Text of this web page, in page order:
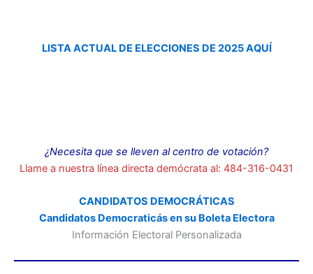
LISTA ACTUAL DE ELECCIONES DE 2025 AQUÍ
¿Necesita que se lleven al centro de votación?
Llame a nuestra línea directa demócrata al: 484-316-0431
CANDIDATOS DEMOCRÁTICAS
Candidatos Democraticás en su Boleta Electora
Información Electoral Personalizada